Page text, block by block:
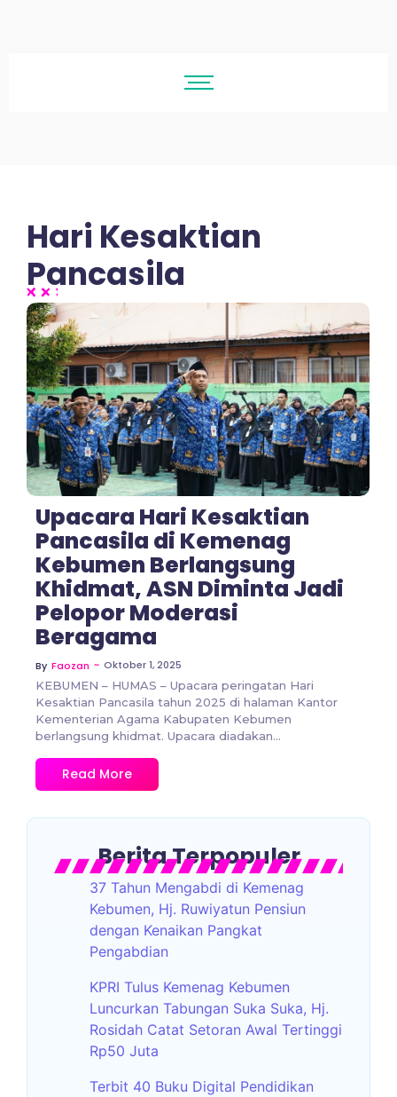
Hari Kesaktian
Pancasila
No Comments
Upacara Hari Kesaktian
Pancasila di Kemenag
Kebumen Berlangsung
Khidmat, ASN Diminta Jadi
Pelopor Moderasi
Beragama
By Faozan ~ Oktober 1, 2025
KEBUMEN – HUMAS – Upacara peringatan Hari
Kesaktian Pancasila tahun 2025 di halaman Kantor
Kementerian Agama Kabupaten Kebumen
berlangsung khidmat. Upacara diadakan...
Read More
Berita Terpopuler
37 Tahun Mengabdi di Kemenag
Kebumen, Hj. Ruwiyatun Pensiun
dengan Kenaikan Pangkat
Pengabdian
KPRI Tulus Kemenag Kebumen
Luncurkan Tabungan Suka Suka, Hj.
Rosidah Catat Setoran Awal Tertinggi
Rp50 Juta
Terbit 40 Buku Digital Pendidikan